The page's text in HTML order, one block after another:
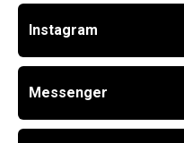
Instagram
Messenger